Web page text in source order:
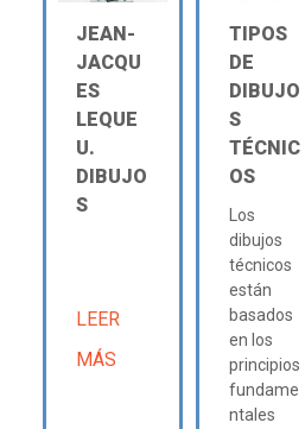
JEAN-
JACQU
ES
LEQUE
U.
DIBUJO
S
LEER
MÁS
TIPOS
DE
DIBUJO
S
TÉCNIC
OS
Los
dibujos
técnicos
están
basados
en los
principios
fundame
ntales